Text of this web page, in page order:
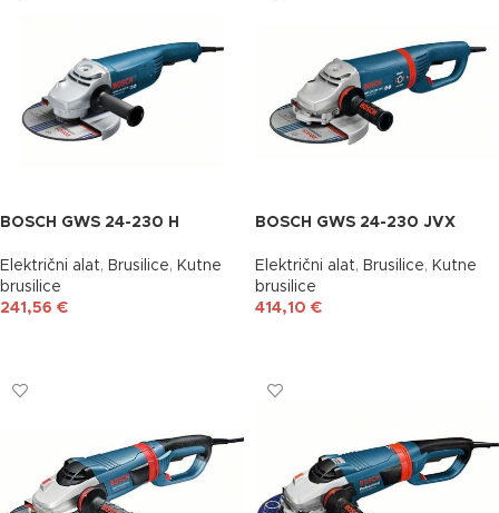
BOSCH GWS 24-230 H
Električni alat, Brusilice, Kutne
brusilice
241,56 €
BOSCH GWS 24-230 JVX
Električni alat, Brusilice, Kutne
brusilice
414,10 €